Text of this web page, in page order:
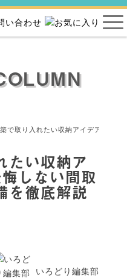
で取り入れたい収納アイデア3選！
たい収納ア
しない間取
を徹底解説
いろどり編集部